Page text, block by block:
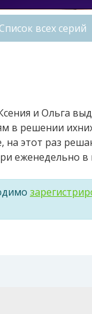
Список всех серий
и Ольга
в решении
этот раз
еженедельно в